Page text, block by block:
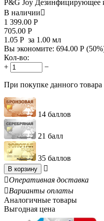
P&G Joy Дезинфицирующее
В наличии
1 399.00 Р
705.00 Р
1.05 Р за 1.00 мл
Вы экономите: 694.00 Р (50
Кол-во:
+
−
При покупке данного
14 баллов
21 балл
35 баллов
В корзину

Оперативная доставка
Варианты оплаты
Аналогичные товары
Выгодная цена